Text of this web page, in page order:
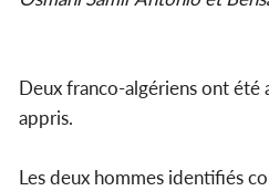
Deux franco-algériens ont été
appris.
Les deux hommes identifiés